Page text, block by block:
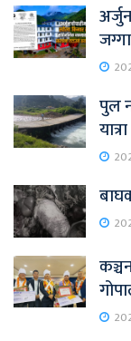
पुल
यात्रा